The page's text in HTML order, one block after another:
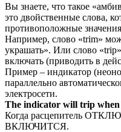
Вы знаете, что такое
это двойственные слова,
противоположные
Например, слово «trim»
украшать». Или слово
включать (приводить в
Пример – индикатор
параллельно
электросети.
The indicator will trip
Когда расцепитель
ВКЛЮЧИТСЯ.